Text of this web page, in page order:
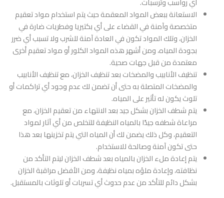
الاستعانة ببعض المواد المعقمة حيث يتم استخدام مواد تعقيم
متخصصة وآمنة في القضاء على أي بكتيريا وفطريات ضارة في
الخزان، وتلك المواد تكون في العادة آمنة للشرب ولا تسبب أي ضرر
بجودة المياه، ومن أشهر هذه المواد الكلور أو مواد تعقيم أخرى
معتمدة من قبل جهات صحية.
تنظيف الأنابيب والمضخات بعد تنظيف الخزان، مع تنظيف الأنابيب
والمضخات المتصلة به حتى أن تضمن لك عدم وجود أي تراكمات أو
تلوث يكون له تأثير على المياه.
يتم شطف الخزان بشكل جيد بعد الانتهاء من تعقيم الخزان، مع
مراعاة شطفه جيدًا بالمياه النظيفة للتخلص من أي آثار لمواد
التعقيم، وكل ذلك يضمن لك أن المياه التي يتم تخزينها بعد هذا
حتى تكون آمنة وصالحة للاستخدام.
يتم إعادة ملء الخزان بالمياه بعد شطف الخزان ليتم التأكد من
نظافته، وإعادة ملؤه بمياه نظيفة، ومن الأفضل مراقبة الخزان
بشكل دائم للتأكد من عدم حدوث أي تسربات أو تلوثات بالمستقبل.